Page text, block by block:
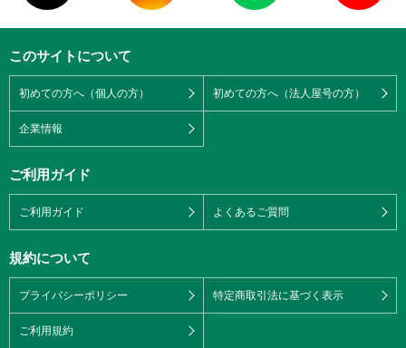
このサイトについて
初めての方へ（個人の方） 初めての方へ（法人屋号の方）
企業情報
ご利用ガイド
ご利用ガイド よくあるご質問
規約について
プライバシーポリシー 特定商取引法に基づく表示
ご利用規約